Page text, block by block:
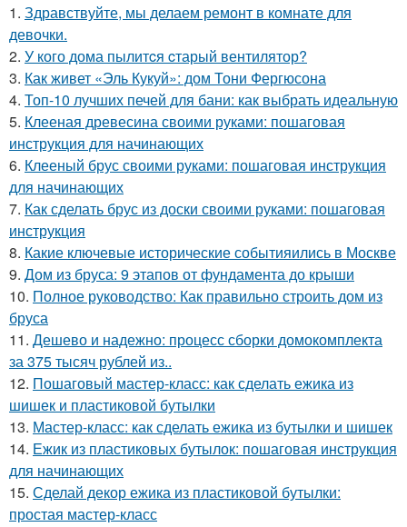
1. Здравствуйте, мы делаем ремонт в комнате для
девочки.
2. У кого дома пылитcя cтарый вентилятор?
3. Как живет «Эль Кукуй»: дом Тони Фергюсона
4. Топ-10 лучших печей для бани: как выбрать идеальную
5. Клееная древесина своими руками: пошаговая
инструкция для начинающих
6. Клееный брус своими руками: пошаговая инструкция
для начинающих
7. Как сделать брус из доски своими руками: пошаговая
инструкция
8. Какие ключевые исторические событияились в Москве
9. Дом из бруса: 9 этапов от фундамента до крыши
10. Полное руководство: Как правильно строить дом из
бруса
11. Дешево и надежно: процесс сборки домокомплекта
за 375 тысяч рублей из..
12. Пошаговый мастер-класс: как сделать ежика из
шишек и пластиковой бутылки
13. Мастер-класс: как сделать ежика из бутылки и шишек
14. Ежик из пластиковых бутылок: пошаговая инструкция
для начинающих
15. Сделай декор ежика из пластиковой бутылки:
простая мастер-класс